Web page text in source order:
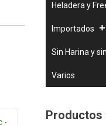
Heladera y
Importados
Sin Harina y
Varios
Productos